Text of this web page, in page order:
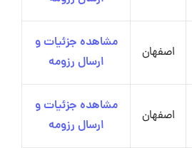
اصفهان
مشاهده جزئیات و
ارسال رزومه
اصفهان
مشاهده جزئیات و
ارسال رزومه